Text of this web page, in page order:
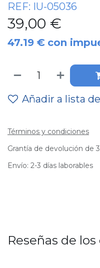
REF: IU-05036
39,00 €
47.19 € con
Añadir a lista
Términos y condiciones
Grantía de devolución de
Envío: 2-3 días laborables
Reseñas de